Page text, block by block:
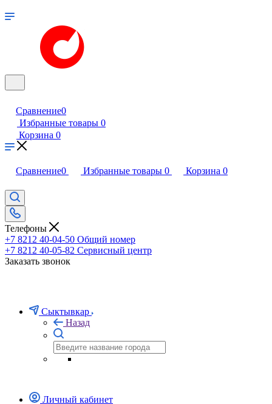
Сравнение0
Избранные товары 0
Корзина 0
Сравнение0 Избранные товары 0 Корзина 0
Телефоны
+7 8212 40-04-50 Общий номер
+7 8212 40-05-82 Сервисный центр
Заказать звонок
Сыктывкар
Назад
Личный кабинет